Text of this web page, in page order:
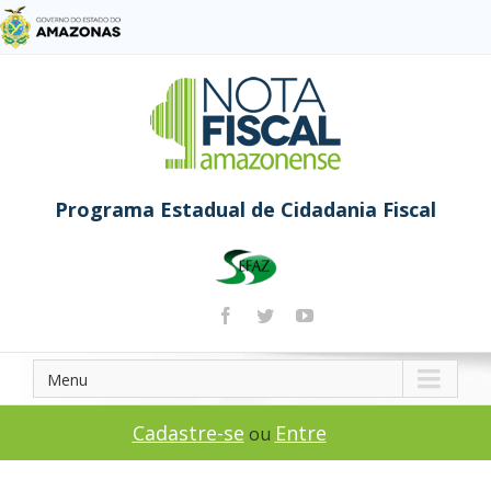
Programa Estadual de Cidadania Fiscal
Menu
Cadastre-se ou Entre